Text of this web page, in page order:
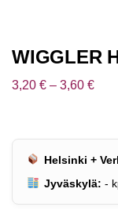
WIGGLER
3,20 € – 3,60 €
Helsinki +
Jyväskylä: -